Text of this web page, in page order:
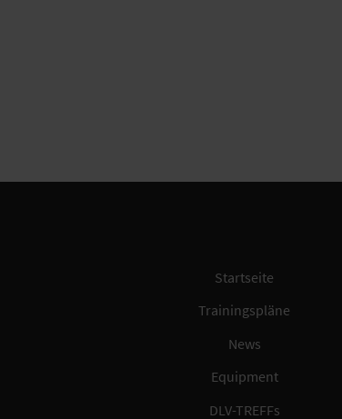
Startseite
Trainingspläne
News
Equipment
DLV-TREFFs